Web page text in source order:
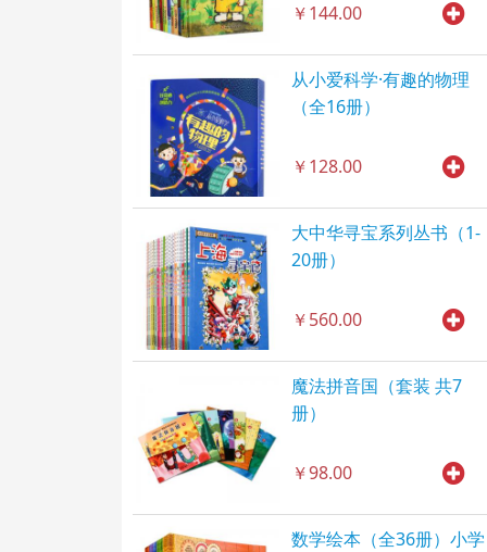
￥144.00
从小爱科学·有趣的物理
（全16册）
￥128.00
大中华寻宝系列丛书（1-
20册）
￥560.00
魔法拼音国（套装 共7
册）
￥98.00
数学绘本（全36册）小学